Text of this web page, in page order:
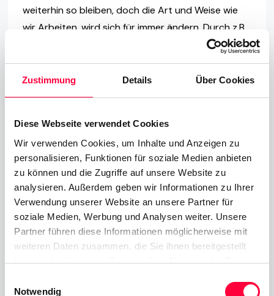
Zustimmung Details Über Cookies
Diese Webseite verwendet Cookies
Wir verwenden Cookies, um Inhalte und Anzeigen zu
personalisieren, Funktionen für soziale Medien anbieten
zu können und die Zugriffe auf unsere Website zu
analysieren. Außerdem geben wir Informationen zu Ihrer
Verwendung unserer Website an unsere Partner für
soziale Medien, Werbung und Analysen weiter. Unsere
Partner führen diese Informationen möglicherweise mit
weiteren Daten zusammen, die Sie ihnen bereitgestellt
haben oder die sie im Rahmen Ihrer Nutzung der Dienste
Cookies, wenn Sie unsere Webseite weiterhin nutzen.
Notwendig
weiterhin so bleiben, doch die Art und Weise wie
wir Arbeiten, wird sich für immer ändern. Durch z.B.
die nahtlose Integration von Home-Office
Mitarbeitern, erhalten diese sofortigen Zugriff auf
alle erforderlichen Tools für die
Teamzusammenarbeit, wie sie es aus dem Büro
Unternehmen erkennen nun, dass Online-Meetings
gut funktionieren, Mitarbeiter produktiv bleiben
und die richtigen Tools äußerst effektiv einsetzen
können. Eines kann man mit Sicherheit sagen, dass
sich unsere Arbeitsweise geändert hat. In Zukunft
wird es so sein, dass immer mehr Menschen von zu
Hause aus arbeiten. Immer lauter werden die
Aufrufe der breiten Masse, das Gesetz zu ändern,